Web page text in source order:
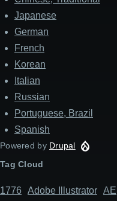
Japanese
German
French
Korean
Italian
Russian
Portuguese, Brazil
Spanish
Powered by Drupal
Tag Cloud
1776 Adob​​e Illustrator AE